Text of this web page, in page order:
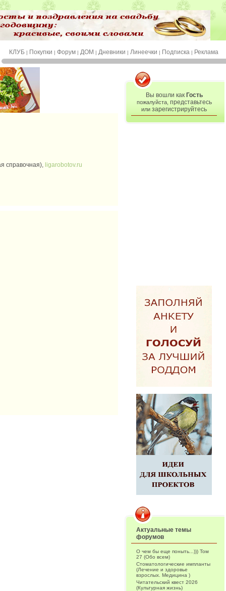
КЛУБ | Покупки | Форум | ДОМ | Дневники | Линеечки | Подписка | Реклама
справочная), ligarobotov.ru
Вы вошли как Гость
пожалуйста, представьтесь
или зарегистрируйтесь
Актуальные темы
форумов
О чем бы еще поныть...))) Том
27 (Обо всем)
Стоматологические импланты
(Лечение и здоровье
взрослых. Медицина )
Читательский квест 2026
(Культурная жизнь)